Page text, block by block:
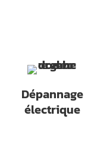
Dépannage
électrique